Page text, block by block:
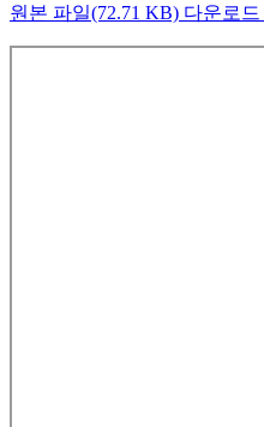
원본 파일(72.71 KB) 다운로드